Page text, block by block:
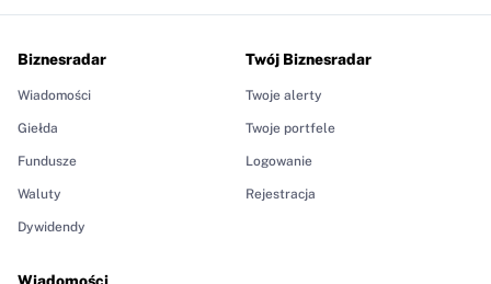
Biznesradar
Wiadomości
Giełda
Fundusze
Waluty
Dywidendy
Twój Biznesradar
Twoje alerty
Twoje portfele
Logowanie
Rejestracja